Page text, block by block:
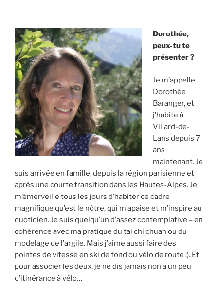
Dorothée,
peux-tu te
présenter ?
Je m’appelle
Dorothée
Baranger, et
j’habite à
Villard-de-
Lans depuis 7
ans
maintenant. Je
suis arrivée en famille, depuis la région parisienne et
après une courte transition dans les Hautes-Alpes. Je
m’émerveille tous les jours d’habiter ce cadre
magnifique qu’est le nôtre, qui m’apaise et m’inspire au
quotidien. Je suis quelqu’un d’assez contemplative – en
cohérence avec ma pratique du tai chi chuan ou du
modelage de l’argile. Mais j’aime aussi faire des
pointes de vitesse en ski de fond ou vélo de route :). Et
pour associer les deux, je ne dis jamais non à un peu
d’itinérance à vélo…